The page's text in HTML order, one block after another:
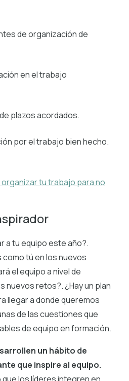
de organización de
en el trabajo
plazos acordados.
por el trabajo bien hecho.
tu trabajo para no
a tu equipo este año?.
tú en los nuevos
el equipo a nivel de
nuevos retos?. ¿Hay un plan
llegar a donde queremos
de las cuestiones que
de equipo en formación.
un hábito de
que inspire al equipo.